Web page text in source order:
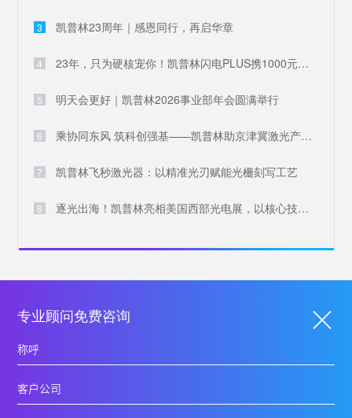
3 凯普林23周年｜感恩同行，再启华章
4 23年，只为硬核宠你！凯普林闪电PLUS携1000元豪礼，引爆全场
5 明天会更好｜凯普林2026事业部年会圆满举行
6 乘协同东风 筑科创强基——凯普林助京津冀激光产业共兴
7 凯普林飞秒激光器：以精准光刃赋能光栅刻写工艺
8 逐光出海！凯普林亮相美国西部光电展，以核心技术叩响国际大门
专业顾问免费咨询